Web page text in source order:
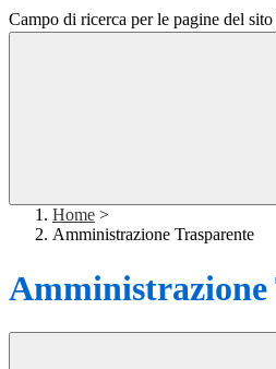
Campo di ricerca per le pagine del sito
Home >
Amministrazione Trasparente
Amministrazione